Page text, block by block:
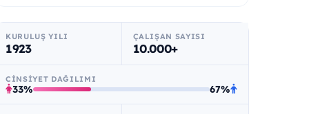
KURULUŞ YILI
1923
ÇALIŞAN SAYISI
10.000+
CINSIYET DAĞILIMI
33% 67%